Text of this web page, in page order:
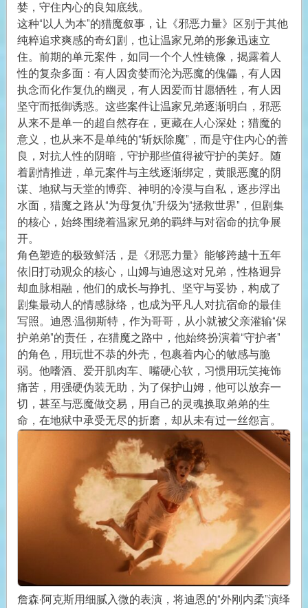
婪，守住内心的良知底线。
这种“以人为本”的猎魔叙事，让《邪恶力量》区别于其他
纯粹追求爽感的奇幻剧，也让温家兄弟的形象迅速立
住。前期的单元案件，如同一个个人性镜像，揭露着人
性的复杂多面：有人因贪婪而沦为恶魔的傀儡，有人因
执念而化作复仇的幽灵，有人因爱而甘愿牺牲，有人因
坚守而抵御诱惑。这些案件让温家兄弟逐渐明白，邪恶
从来不是单一的超自然存在，更藏在人心深处；猎魔的
意义，也从来不是单纯的“斩妖除魔”，而是守住内心的善
良，对抗人性的阴暗，守护那些值得被守护的美好。随
着剧情推进，单元案件与主线逐渐绑定，黄眼恶魔的阴
谋、地狱与天堂的博弈、神明的冷漠与自私，逐步浮出
水面，猎魔之路从“为母复仇”升级为“拯救世界”，但剧集
的核心，始终围绕着温家兄弟的羁绊与对宿命的抗争展
开。
角色塑造的极致鲜活，是《邪恶力量》能够跨越十五年
依旧打动观众的核心，山姆与迪恩这对兄弟，性格迥异
却血脉相融，他们的成长与挣扎、坚守与妥协，构成了
剧集最动人的情感脉络，也成为平凡人对抗宿命的最佳
写照。迪恩·温彻斯特，作为哥哥，从小就被父亲灌输“保
护弟弟”的责任，在猎魔之路中，他始终扮演着“守护者”
的角色，用玩世不恭的外壳，包裹着内心的敏感与脆
弱。他嗜酒、爱开肌肉车、嘴硬心软，习惯用玩笑掩饰
痛苦，用强硬伪装无助，为了保护山姆，他可以放弃一
切，甚至与恶魔做交易，用自己的灵魂换取弟弟的生
命，在地狱中承受无尽的折磨，却从未有过一丝怨言。
詹森·阿克斯用细腻入微的表演，将迪恩的“外刚内柔”演绎